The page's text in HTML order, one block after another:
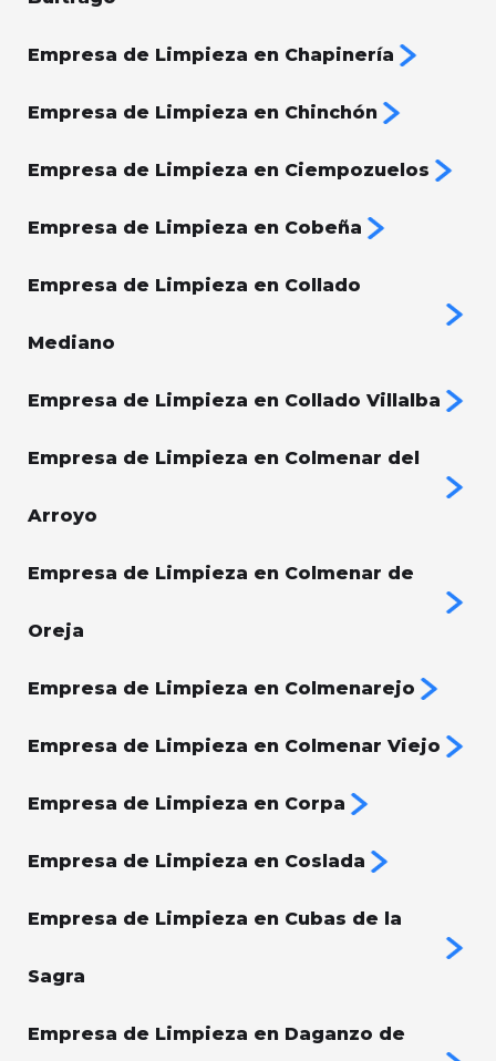
Empresa de Limpieza en Chapinería
Empresa de Limpieza en Chinchón
Empresa de Limpieza en Ciempozuelos
Empresa de Limpieza en Cobeña
Empresa de Limpieza en Collado
Mediano
Empresa de Limpieza en Collado Villalba
Empresa de Limpieza en Colmenar del
Arroyo
Empresa de Limpieza en Colmenar de
Oreja
Empresa de Limpieza en Colmenarejo
Empresa de Limpieza en Colmenar Viejo
Empresa de Limpieza en Corpa
Empresa de Limpieza en Coslada
Empresa de Limpieza en Cubas de la
Sagra
Empresa de Limpieza en Daganzo de